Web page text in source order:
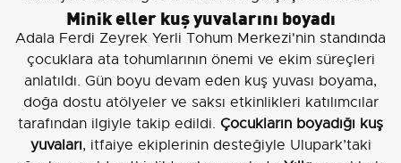
Minik eller kuş yuvalarını boyadı
Adala Ferdi Zeyrek Yerli Tohum Merkezi'nin standında
çocuklara ata tohumlarının önemi ve ekim süreçleri
anlatıldı. Gün boyu devam eden kuş yuvası boyama,
doğa dostu atölyeler ve saksı etkinlikleri katılımcılar
tarafından ilgiyle takip edildi. Çocukların boyadığı kuş
yuvaları, itfaiye ekiplerinin desteğiyle Ulupark’taki